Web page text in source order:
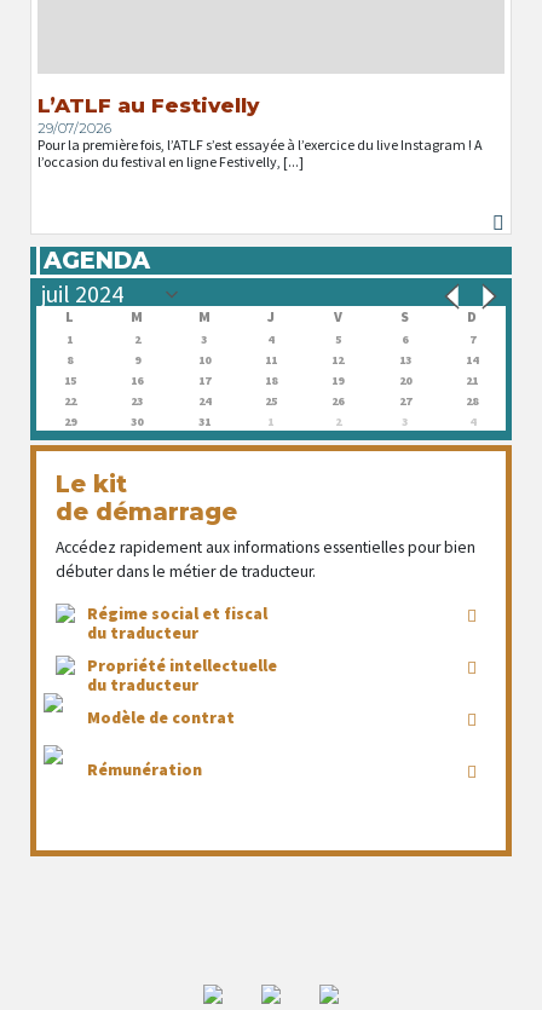
L’ATLF au Festivelly
29/07/2026
Pour la première fois, l’ATLF s’est essayée à l’exercice du live Instagram ! A
l’occasion du festival en ligne Festivelly, [...]
AGENDA
L M M J V S D
1 2 3 4 5 6
7
8
9 10 11 12 13
14
15
16 17 18 19 20
21
22
23 24 25 26 27
28
29
30 31 1 2 3 4
Le kit
de démarrage
Accédez rapidement aux informations essentielles pour bien
débuter dans le métier de traducteur.
Régime social et fiscal
du traducteur
Propriété intellectuelle
du traducteur
Modèle de contrat
Rémunération